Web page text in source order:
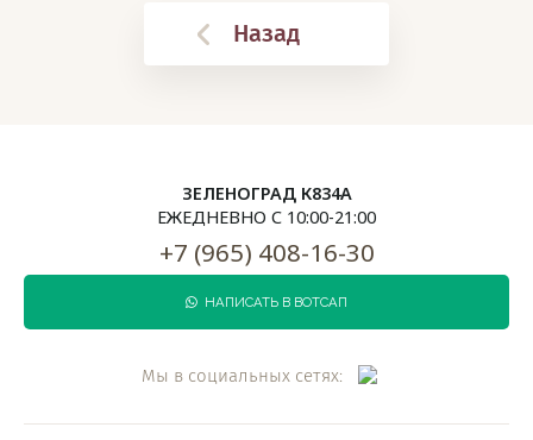
Назад
ЗЕЛЕНОГРАД К834А
ЕЖЕДНЕВНО С 10:00-21:00
+7 (965) 408-16-30
НАПИСАТЬ В ВОТСАП
Мы в социальных сетях: